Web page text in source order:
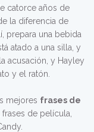
catorce años de
la diferencia de
prepara una bebida
atado a una silla, y
acusación, y Hayley
y el ratón.
mejores frases de
frases de película,